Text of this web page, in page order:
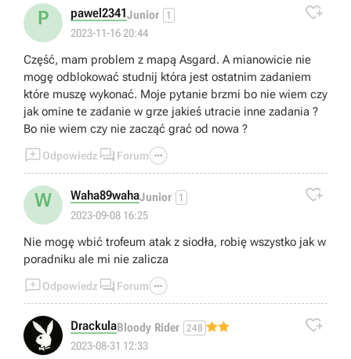
P pawel2341Junior 1
2023-11-16 20:44

Część, mam problem z mapą Asgard. A mianowicie nie
mogę odblokować studnij która jest ostatnim zadaniem
które muszę wykonać. Moje pytanie brzmi bo nie wiem czy
jak omine te zadanie w grze jakieś utracie inne zadania ?
Bo nie wiem czy nie zacząć grać od nowa ?
Odpowiedz  Forum 
W Waha89wahaJunior 1
2023-09-08 16:25

Nie mogę wbić trofeum atak z siodła, robię wszystko jak w
poradniku ale mi nie zalicza
Odpowiedz  Forum 
DrackulaBloody Rider 248
2023-08-31 12:33
